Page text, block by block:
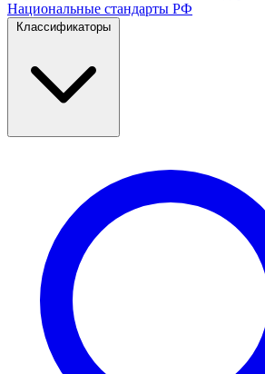
Национальные стандарты РФ
Классификаторы